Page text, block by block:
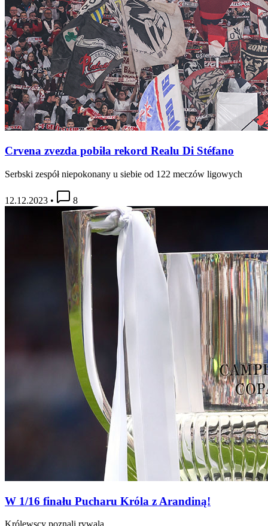
Crvena zvezda pobiła rekord Realu Di Stéfano
Serbski zespół niepokonany u siebie od 122 meczów ligowych
12.12.2023 • 8
W 1/16 finału Pucharu Króla z Arandiną!